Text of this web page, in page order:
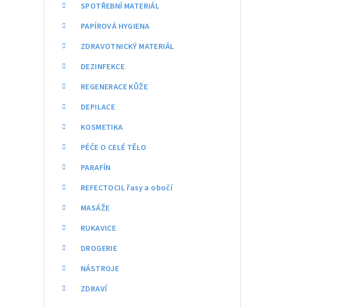
SPOTŘEBNÍ MATERIÁL
PAPÍROVÁ HYGIENA
ZDRAVOTNICKÝ MATERIÁL
DEZINFEKCE
REGENERACE KŮŽE
DEPILACE
KOSMETIKA
PÉČE O CELÉ TĚLO
PARAFÍN
REFECTOCIL řasy a obočí
MASÁŽE
RUKAVICE
DROGERIE
NÁSTROJE
ZDRAVÍ